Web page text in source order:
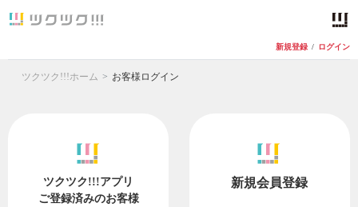
新規登録 / ログイン
ツクツク!!!ホーム お客様ログイン
ツクツク!!!アプリ
ご登録済みのお客様
新規会員登録